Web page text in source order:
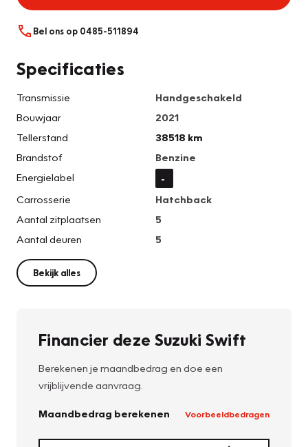
Bel ons op 0485-511894
Specificaties
Transmissie
Handgeschakeld
Bouwjaar
2021
Tellerstand
38518 km
Brandstof
Benzine
Energielabel
-
Carrosserie
Hatchback
Aantal zitplaatsen
5
Aantal deuren
5
Bekijk alles
Financier deze Suzuki Swift
Berekenen je maandbedrag en doe een
vrijblijvende aanvraag.
Maandbedrag berekenen Voorbeeldbedragen